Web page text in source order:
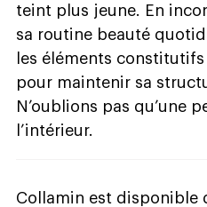
teint plus jeune. En
sa routine beauté
les éléments
pour maintenir sa
N’oublions pas qu’une
l’intérieur.
Collamin est disponible